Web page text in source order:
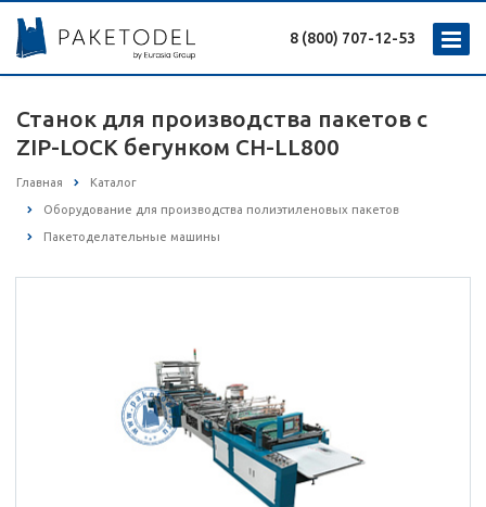
8 (800) 707-12-53
Станок для производства пакетов с
ZIP-LOCK бегунком CH-LL800
Главная Каталог
Оборудование для производства полиэтиленовых пакетов
Пакетоделательные машины